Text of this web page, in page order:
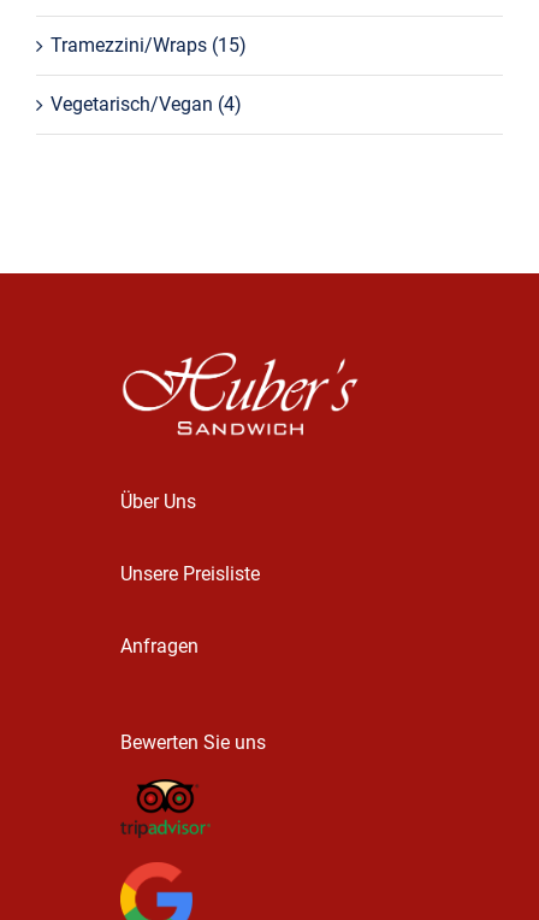
Tramezzini/Wraps (15)
Vegetarisch/Vegan (4)
Über Uns
Unsere Preisliste
Anfragen
Bewerten Sie uns